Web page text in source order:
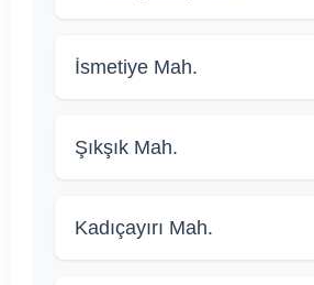
İsmetiye Mah.
Şıkşık Mah.
Kadıçayırı Mah.